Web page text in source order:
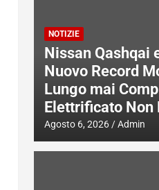
NOTIZIE
Nissan Qashqai
Nuovo Record
Lungo mai
Elettrificato Non
Agosto 6, 2026 Admin